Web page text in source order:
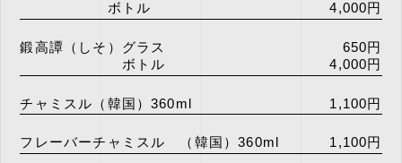
ボトル
4,000円
鍛高譚（しそ）グラス
ボトル
650円
4,000円
チャミスル（韓国）360ml 1,100円
フレーバーチャミスル （韓国）360ml 1,100円